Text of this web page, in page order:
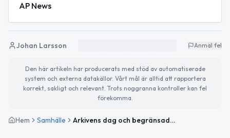
AP News
Johan Larsson Anmäl fel
Den här artikeln har producerats med stöd av automatiserade
system och externa datakällor. Vårt mål är alltid att rapportera
korrekt, sakligt och relevant. Trots noggranna kontroller kan fel
förekomma.
Hem Samhälle Arkivens dag och begränsad framkomlighet på E10